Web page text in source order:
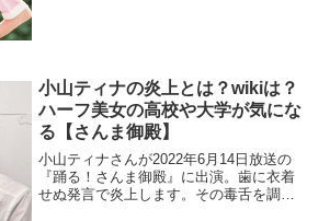
小山ティナの炎上とは？wikiは？
ハーフ美女の高校や大学が気にな
る【さんま御殿】
小山ティナさんが2022年6月14日放送の
『踊る！さんま御殿』に出演。歯に衣着
せぬ発言で炎上します。その毒舌を調べ